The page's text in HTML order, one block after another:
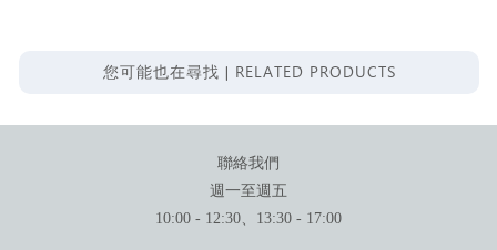
您可能也在尋找 | RELATED PRODUCTS
聯絡我們
週一至週五
10:00 - 12:30、13:30 - 17:00